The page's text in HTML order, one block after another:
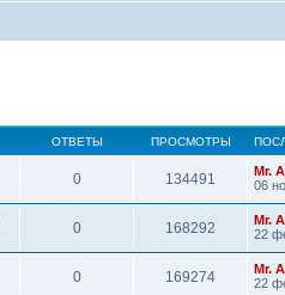
ОТВЕТЫ ПРОСМОТРЫ
0 134491
Mr.
06
0 168292
Mr.
22
0 169274
Mr.
22